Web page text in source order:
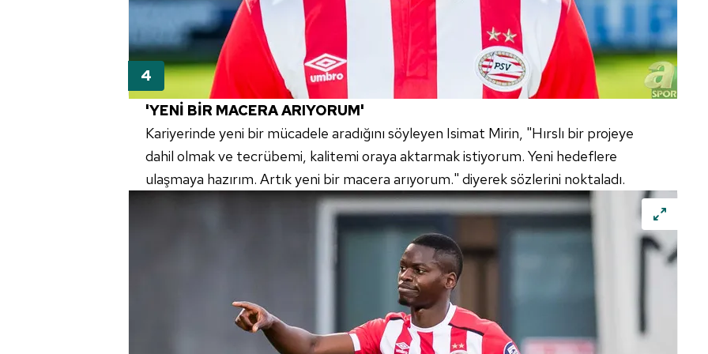
'YENİ BİR MACERA ARIYORUM'
Kariyerinde yeni bir mücadele aradığını söyleyen Isimat Mirin, "Hırslı bir projeye
dahil olmak ve tecrübemi, kalitemi oraya aktarmak istiyorum. Yeni hedeflere
ulaşmaya hazırım. Artık yeni bir macera arıyorum." diyerek sözlerini noktaladı.